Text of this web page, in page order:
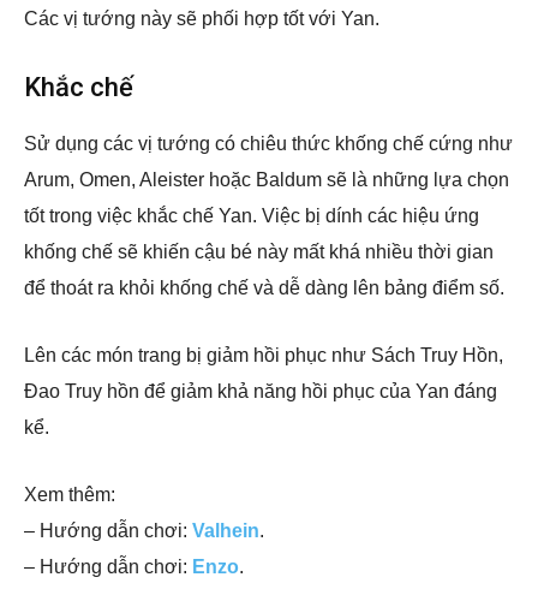
Các vị tướng này sẽ phối hợp tốt với Yan.
Khắc chế
Sử dụng các vị tướng có chiêu thức khống chế cứng như
Arum, Omen, Aleister hoặc Baldum sẽ là những lựa chọn
tốt trong việc khắc chế Yan. Việc bị dính các hiệu ứng
khống chế sẽ khiến cậu bé này mất khá nhiều thời gian
để thoát ra khỏi khống chế và dễ dàng lên bảng điểm số.
Lên các món trang bị giảm hồi phục như Sách Truy Hồn,
Đao Truy hồn để giảm khả năng hồi phục của Yan đáng
kể.
Xem thêm:
– Hướng dẫn chơi: Valhein.
– Hướng dẫn chơi: Enzo.